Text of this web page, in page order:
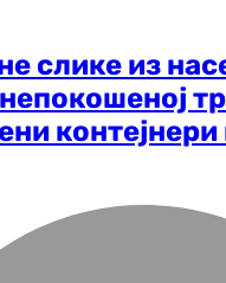
слике из
контејнери